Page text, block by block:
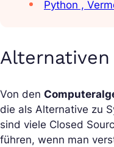
Python ,
Alternativen
Von den
die als Alternative zu
sind viele Closed
führen, wenn man